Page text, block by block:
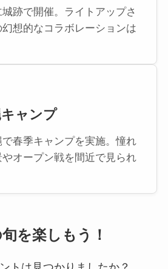
跡で開催。ライトアップさ
想的なコラボレーションは
ャンプ
春季キャンプを実施。憧れ
オープン戦を間近で見られ
を楽しもう！
トは見つかりましたか？